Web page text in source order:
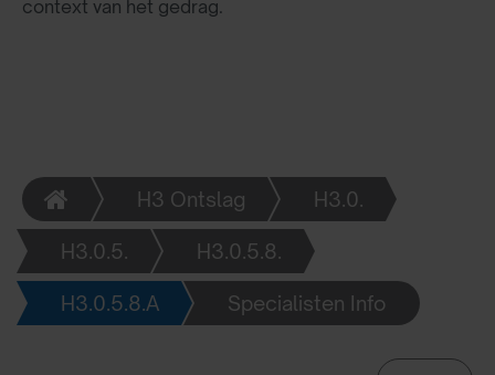
context van het gedrag.
H3 Ontslag H3.0.
H3.0.5. H3.0.5.8.
H3.0.5.8.A Specialisten Info